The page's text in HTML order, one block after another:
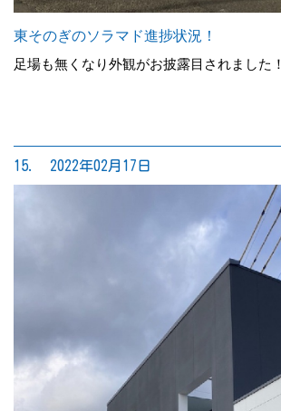
東そのぎのソラマド進捗状況！
足場も無くなり外観がお披露目されました！
15. 2022年02月17日